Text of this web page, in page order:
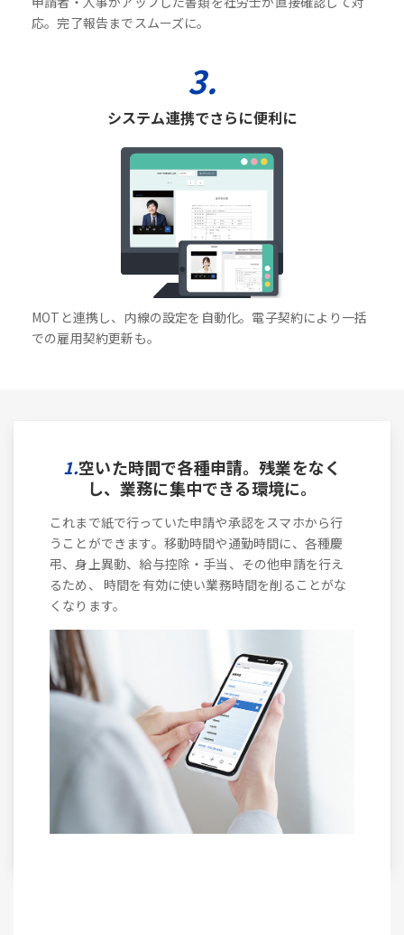
応。完了報告までスムーズに。
3.
システム連携でさらに便利に
MOTと連携し、内線の設定を自動化。電子契約により一括
での雇用契約更新も。
1.空いた時間で各種申請。残業をなく
し、業務に集中できる環境に。
これまで紙で行っていた申請や承認をスマホから行
うことができます。移動時間や通勤時間に、各種慶
弔、身上異動、給与控除・手当、その他申請を行え
るため、 時間を有効に使い業務時間を削ることがな
くなります。